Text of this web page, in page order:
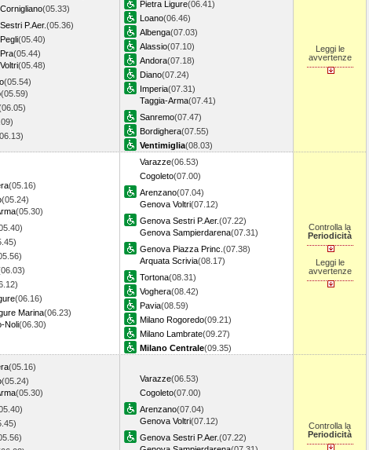
(05.33)
P.Aer.(05.36)
(05.40)
(05.44)
(05.48)
(05.54)
(05.59)
Pietra Ligure(06.41)
Loano(06.46)
Albenga(07.03)
Alassio(07.10)
Andora(07.18)
Diano(07.24)
Imperia(07.31)
Taggia-Arma(07.41)
Sanremo(07.47)
Bordighera(07.55)
Ventimiglia(08.03)
Leggi le
avvertenze
(05.16)
(05.24)
(05.30)
(06.16)
Marina(06.23)
Noli(06.30)
Varazze(06.53)
Cogoleto(07.00)
Arenzano(07.04)
Genova Voltri(07.12)
Genova Sestri P.Aer.(07.22)
Genova Sampierdarena(07.31)
Genova Piazza Princ. (07.38)
Arquata Scrivia(08.17)
Tortona(08.31)
Voghera(08.42)
Pavia(08.59)
Milano Rogoredo(09.21)
Milano Lambrate(09.27)
Milano Centrale(09.35)
Controlla la
Periodicità
Leggi le
avvertenze
(05.16)
(05.24)
(05.30)
Varazze(06.53)
Cogoleto(07.00)
Arenzano(07.04)
Genova Voltri(07.12)
Genova Sestri P.Aer.(07.22)
Controlla la
Periodicità